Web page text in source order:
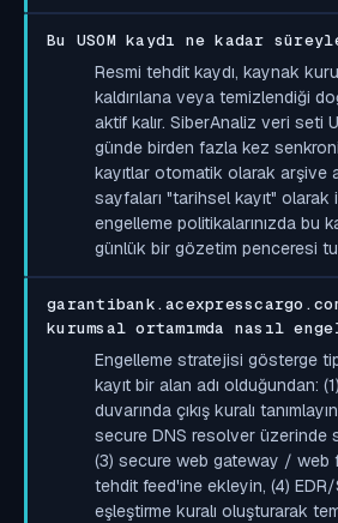
Bu USOM kaydı ne kadar
Resmi tehdit kaydı, kaynak
kaldırılana veya temizlendiği
aktif kalır. SiberAnaliz veri seti
günde birden fazla kez
kayıtlar otomatik olarak arşive
sayfaları "tarihsel kayıt" olarak
engelleme politikalarınızda bu
günlük bir gözetim penceresi
kurumsal ortamımda nasıl
Engelleme stratejisi gösterge
kayıt bir alan adı olduğundan:
duvarında çıkış kuralı
secure DNS resolver üzerinde
(3) secure web gateway / web
tehdit feed'ine ekleyin, (4)
eşleştirme kuralı oluşturarak